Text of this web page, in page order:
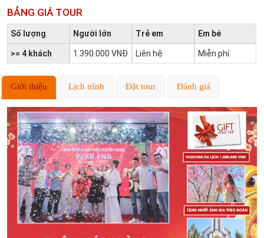
BẢNG GIÁ TOUR
Số lượng Người lớn Trẻ em Em bé
>= 4 khách 1.390.000 VNĐ Liên hệ Miễn phí
Giới thiệu Lịch trình Đặt tour Đánh giá